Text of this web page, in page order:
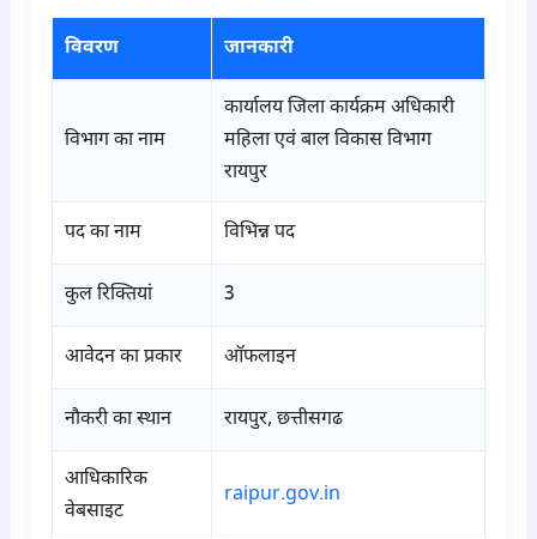
विवरण जानकारी
विभाग का नाम
कार्यालय जिला कार्यक्रम अधिकारी
महिला एवं बाल विकास विभाग
रायपुर
पद का नाम विभिन्न पद
कुल रिक्तियां 3
आवेदन का प्रकार ऑफलाइन
नौकरी का स्थान रायपुर, छत्तीसगढ
आधिकारिक
वेबसाइट
raipur.gov.in